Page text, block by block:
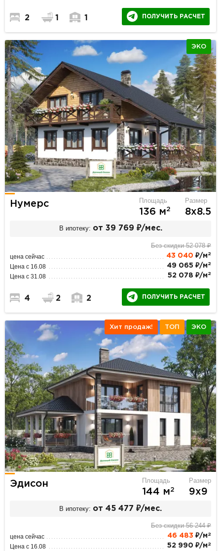
2 1 1 ПОЛУЧИТЬ РАСЧЕТ
ЭКО
Нумерс Площадь
136 м2
Размер
8х8.5
В ипотеку: от 39 769 ₽/мес.
Без скидки 52 078 ₽
цена сейчас 43 040 ₽/м 2
Цена с 16.08 49 065 ₽/м 2
Цена с 31.08 52 078 ₽/м 2
4 2 2 ПОЛУЧИТЬ РАСЧЕТ
Хит продаж! ТОП ЭКО
Эдисон Площадь
144 м2
Размер
9х9
В ипотеку: от 45 477 ₽/мес.
Без скидки 56 244 ₽
цена сейчас 46 483 ₽/м 2
Цена с 16.08 52 990 ₽/м 2